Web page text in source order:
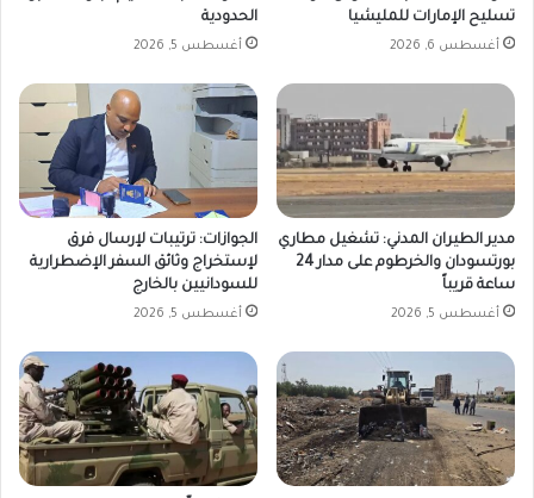
تسليح الإمارات للمليشيا
أغسطس 6, 2026
الحدودية
أغسطس 5, 2026
مدير الطيران المدني: تشغيل مطاري
بورتسودان والخرطوم على مدار 24
ساعة قريباً
أغسطس 5, 2026
الجوازات: ترتيبات لإرسال فرق
لإستخراج وثائق السفر الإضطرارية
للسودانيين بالخارج
أغسطس 5, 2026